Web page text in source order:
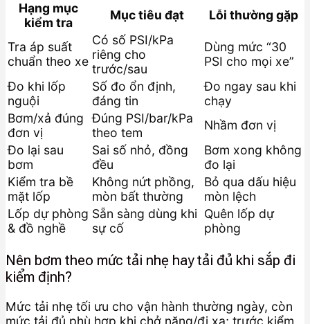
Hạng mục
kiểm tra
Mục tiêu đạt Lỗi thường gặp
Tra áp suất
chuẩn theo xe
Có số PSI/kPa
riêng cho
trước/sau
Dùng mức “30
PSI cho mọi xe”
Đo khi lốp
nguội
Số đo ổn định,
đáng tin
Đo ngay sau khi
chạy
Bơm/xả đúng
đơn vị
Đúng PSI/bar/kPa
theo tem
Nhầm đơn vị
Đo lại sau
bơm
Sai số nhỏ, đồng
đều
Bơm xong không
đo lại
Kiểm tra bề
mặt lốp
Không nứt phồng,
mòn bất thường
Bỏ qua dấu hiệu
mòn lệch
Lốp dự phòng
& đồ nghề
Sẵn sàng dùng khi
sự cố
Quên lốp dự
phòng
Nên bơm theo mức tải nhẹ hay tải đủ khi sắp đi
kiểm định?
Mức tải nhẹ tối ưu cho vận hành thường ngày, còn